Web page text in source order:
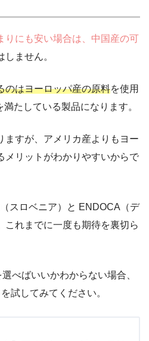
りにも安い場合は、中国産の可
ません。
のはヨーロッパ産の原料を使用
満たしている製品になります。
ますが、アメリカ産よりもヨー
メリットがわかりやすいからで
スロベニア） と ENDOCA（デ
これまでに一度も期待を裏切ら
べばいいかわからない場合、
試してみてください。